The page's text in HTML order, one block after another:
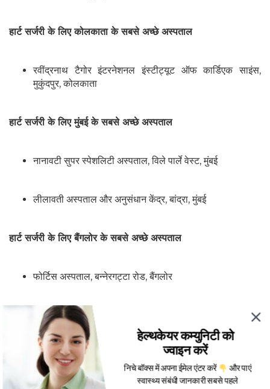
हार्ट सर्जरी के लिए कोलकाता के सबसे अच्छे अस्पताल
रवींद्रनाथ टैगोर इंटरनेशनल इंस्टीट्यूट ऑफ कार्डिएक साइंस,
मुकुंदपुर, कोलकाता
हार्ट सर्जरी के लिए मुंबई के सबसे अच्छे अस्पताल
नानावटी सुपर स्पेशलिटी अस्पताल, विले पार्ले वेस्ट, मुंबई
लीलावती अस्पताल और अनुसंधान केंद्र, बांद्रा, मुंबई
हार्ट सर्जरी के लिए बैंगलोर के सबसे अच्छे अस्पताल
फोर्टिस अस्पताल, बन्नेरगट्टा रोड, बैंगलोर
अपोलो अस्पताल, बैंगलोर
हार्ट सर्जरी के लिए चेन्नई के सबसे अच्छे अस्पताल
हेल्थकेयर कम्युनिटी को
ज्वाइन करें
निचे बॉक्स में अपना ईमेल एंटर करें
और पाएं
स्वास्थ्य संबंधी जानकारी सबसे पहले